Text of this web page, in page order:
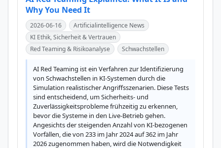
Why You Need It
2026-06-16
Artificialintelligence News
KI Ethik, Sicherheit & Vertrauen
Red Teaming & Risikoanalyse
Schwachstellen
AI Red Teaming ist ein Verfahren zur Identifizierung
von Schwachstellen in KI-Systemen durch die
Simulation realistischer Angriffsszenarien. Diese Tests
sind entscheidend, um Sicherheits- und
Zuverlässigkeitsprobleme frühzeitig zu erkennen,
bevor die Systeme in den Live-Betrieb gehen.
Angesichts der steigenden Anzahl von KI-bezogenen
Vorfällen, die von 233 im Jahr 2024 auf 362 im Jahr
2026 zugenommen haben, wird die Notwendigkeit